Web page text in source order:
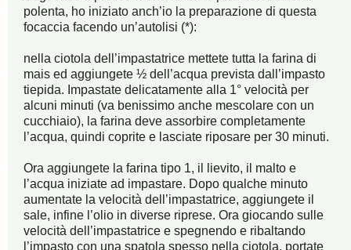
polenta, ho iniziato anch’io la preparazione di questa
focaccia facendo un’autolisi (*):
nella ciotola dell’impastatrice mettete tutta la farina di
mais ed aggiungete ½ dell’acqua prevista dall’impasto
tiepida. Impastate delicatamente alla 1° velocità per
alcuni minuti (va benissimo anche mescolare con un
cucchiaio), la farina deve assorbire completamente
l’acqua, quindi coprite e lasciate riposare per 30 minuti.
Ora aggiungete la farina tipo 1, il lievito, il malto e
l’acqua iniziate ad impastare. Dopo qualche minuto
aumentate la velocità dell’impastatrice, aggiungete il
sale, infine l’olio in diverse riprese. Ora giocando sulle
velocità dell’impastatrice e spegnendo e ribaltando
l’impasto con una spatola spesso nella ciotola, portate